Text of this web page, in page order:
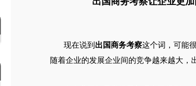
现在说到 出国商务考察这个词，可能
随着企业的发展企业间的竞争越来越大，